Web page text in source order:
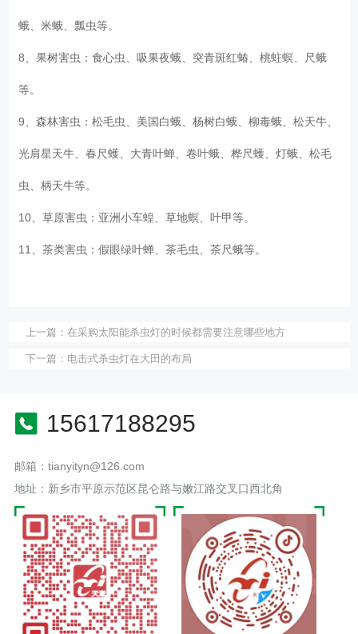
蛾、米蛾、瓢虫等。
8、果树害虫：食心虫、吸果夜蛾、突青斑红蝽、桃蛀螟、尺蛾
等。
9、森林害虫：松毛虫、美国白蛾、杨树白蛾、柳毒蛾、松天牛、
光肩星天牛、春尺蠖、大青叶蝉、卷叶蛾、桦尺蠖、灯蛾、松毛
虫、柄天牛等。
10、草原害虫：亚洲小车蝗、草地螟、叶甲等。
11、茶类害虫：假眼绿叶蝉、茶毛虫、茶尺蛾等。
上一篇： 在采购太阳能杀虫灯的时候都需要注意哪些地方
下一篇： 电击式杀虫灯在大田的布局
15617188295
邮箱：tianyityn@126.com
地址：新乡市平原示范区昆仑路与嫩江路交叉口西北角